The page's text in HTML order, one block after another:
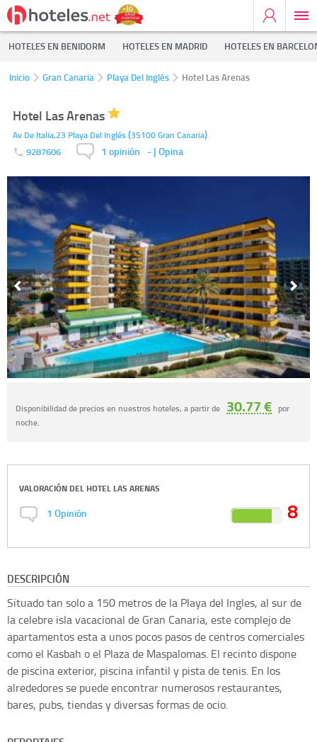
HOTELES EN BENIDORM HOTELES EN MADRID HOTELES EN
Inicio Gran Canaria Playa Del Inglés Hotel Las Arenas
Hotel Las Arenas
Av De Italia,23 Playa Del Inglés (35100Gran Canaria)
9287606 1 opinión - | Opina
Disponibilidad de precios en nuestros hoteles, a partir de 30.77 € por
noche.
VALORACIÓN DEL HOTEL LAS ARENAS
1 Opinión 8
DESCRIPCIÓN
Situado tan solo a 150 metros de la Playa del Ingles, al sur de
la celebre isla vacacional de Gran Canaria, este complejo de
apartamentos esta a unos pocos pasos de centros comerciales
como el Kasbah o el Plaza de Maspalomas. El recinto dispone
de piscina exterior, piscina infantil y pista de tenis. En los
alrededores se puede encontrar numerosos restaurantes,
bares, pubs, tiendas y diversas formas de ocio.